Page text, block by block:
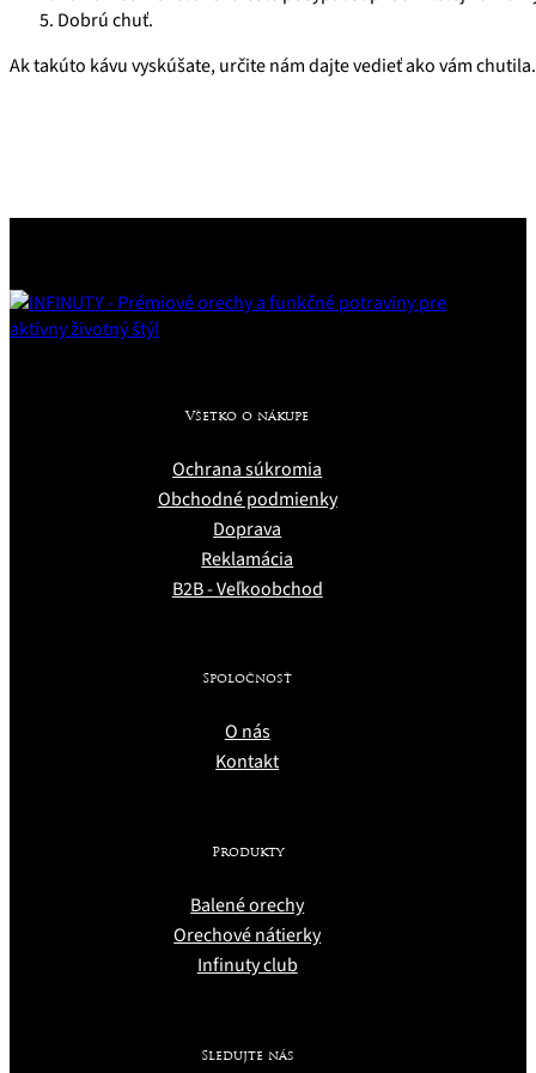
Dobrú chuť.
Ak takúto kávu vyskúšate, určite nám dajte vedieť ako vám chutila.
Všetko o nákupe
Ochrana súkromia
Obchodné podmienky
Doprava
Reklamácia
B2B - Veľkoobchod
Spoločnosť
O nás
Kontakt
Produkty
Balené orechy
Orechové nátierky
Infinuty club
Sledujte nás